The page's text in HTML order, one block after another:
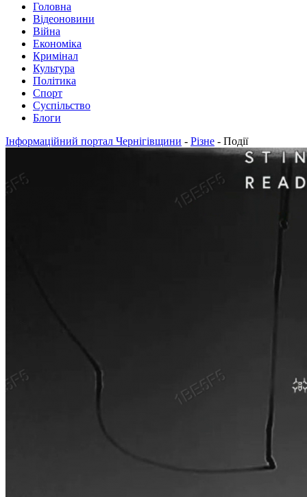
Головна
Відеоновини
Війна
Економіка
Кримінал
Культура
Політика
Спорт
Суспільство
Блоги
Інформаційний портал Чернігівщини - Різне - Події